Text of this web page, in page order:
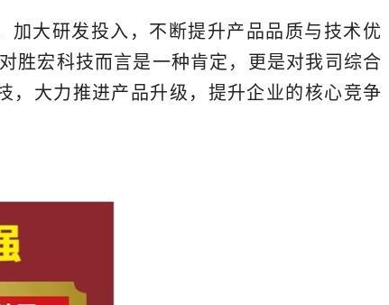
加大研发投入，不断提升产品品质与技术优
胜宏科技而言是一种肯定，更是对我司综合
，大力推进产品升级，提升企业的核心竞争